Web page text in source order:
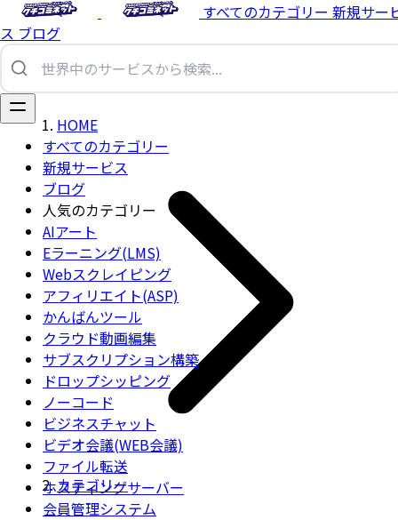
すべてのカテゴリー 新規サー
ス ブログ
すべてのカテゴリー
新規サービス
ブログ
人気のカテゴリー
AIアート
Eラーニング(LMS)
Webスクレイピング
アフィリエイト(ASP)
かんばんツール
クラウド動画編集
サブスクリプション構築
ドロップシッピング
ノーコード
ビジネスチャット
ビデオ会議(WEB会議)
ファイル転送
ホスティングサーバー
会員管理システム
HOME
カテゴリー